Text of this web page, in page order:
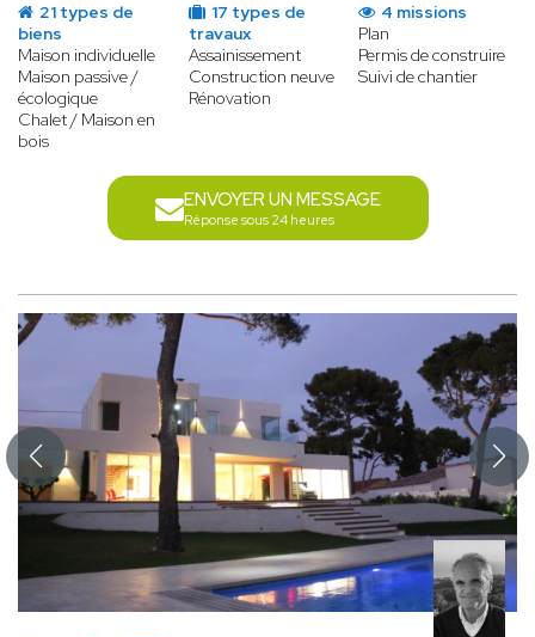
21 types de
biens
Maison individuelle
Maison passive /
écologique
Chalet / Maison en
bois
17 types de
travaux
Assainissement
Construction neuve
Rénovation
4 missions
Plan
Permis de construire
Suivi de chantier
ENVOYER UN MESSAGE
Réponse sous 24 heures